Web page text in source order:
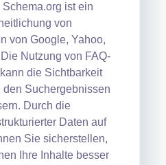
ist ein
von
von Google, Yahoo,
Nutzung von FAQ-
die Sichtbarkeit
Suchergebnissen
Durch die
Daten auf
Sie sicherstellen,
Ihre Inhalte besser